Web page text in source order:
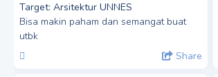
Target: Arsitektur UNNES
Bisa makin paham dan semangat buat
utbk
Share